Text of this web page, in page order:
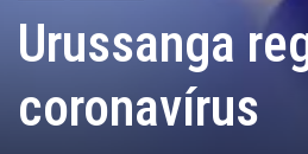
Urussanga
coronavírus